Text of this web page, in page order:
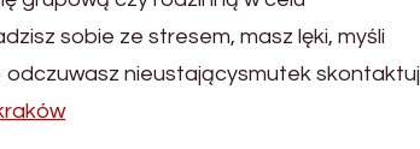
sobie ze stresem, masz lęki, myśli
odczuwasz nieustającysmutek skontaktuj